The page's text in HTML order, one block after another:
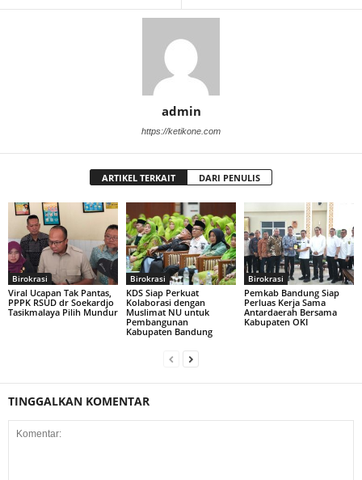
admin
https://ketikone.com
ARTIKEL TERKAIT DARI PENULIS
Birokrasi
Viral Ucapan Tak Pantas,
PPPK RSUD dr Soekardjo
Tasikmalaya Pilih Mundur
Birokrasi
KDS Siap Perkuat
Kolaborasi dengan
Muslimat NU untuk
Pembangunan
Kabupaten Bandung
Birokrasi
Pemkab Bandung Siap
Perluas Kerja Sama
Antardaerah Bersama
Kabupaten OKI
TINGGALKAN KOMENTAR